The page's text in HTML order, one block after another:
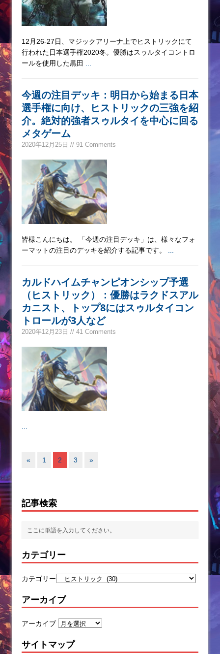
12月26-27日、マジックアリーナ上でヒストリックにて
行われた日本選手権2020冬。優勝はスゥルタイコントロ
ールを使用した黒田
今週の注目デッキ：明日から始まる日本
選手権に向け、ヒストリックの三強を紹
介。絶対的強者スゥルタイを中心に回る
メタゲーム
2020年12月25日 // 91 Comments
皆様こんにちは。 「今週の注目デッキ」は、様々なフォ
ーマットの注目のデッキを紹介する記事です。
カルドハイムチャンピオンシップ予選
（ヒストリック）：優勝はラクドスアル
カニスト、トップ8にはスゥルタイコン
トロールが3人など
2020年12月23日 // 41 Comments
« 1 2 3 »
記事検索
カテゴリー
カテゴリー
アーカイブ
アーカイブ
サイトマップ